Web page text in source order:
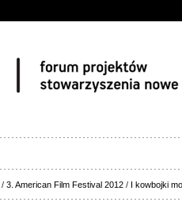
/ 3. American Film Festival 2012 / I kowbojki